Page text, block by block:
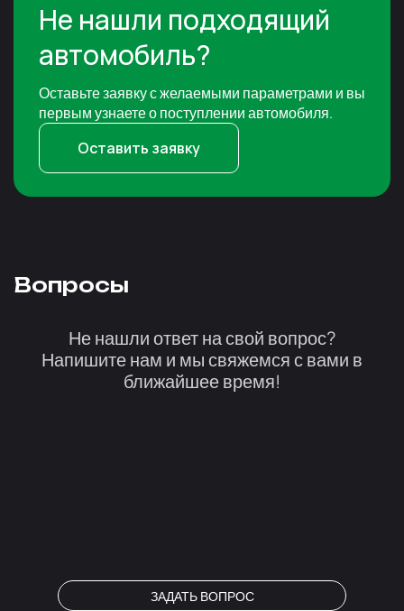
Не нашли подходящий
автомобиль?
Оставьте заявку с желаемыми параметрами и вы
первым узнаете о поступлении автомобиля.
Оставить заявку
Вопросы
Не нашли ответ на свой вопрос?
Напишите нам и мы свяжемся с вами в
ближайшее время!
ЗАДАТЬ ВОПРОС